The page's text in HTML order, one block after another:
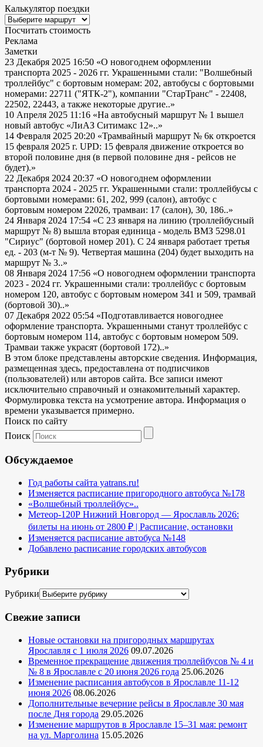
Калькулятор поездки
Посчитать стоимость
Реклама
Заметки
23 Декабря 2025 16:50 «О новогоднем оформлении
транспорта 2025 - 2026 гг. Украшенными стали: "Волшебный
троллейбус" с бортовым номерам: 202, автобусы с бортовыми
номерами: 22711 ("ЯТК-2"), компании "СтарТранс" - 22408,
22502, 22443, а также некоторые другие..»
10 Апреля 2025 11:16 «На автобусный маршрут № 1 вышел
новый автобус «ЛиАЗ Ситимакс 12»..»
14 Февраля 2025 20:20 «Трамвайный маршрут № 6к откроется
15 февраля 2025 г. UPD: 15 февраля движение откроется во
второй половине дня (в первой половине дня - рейсов не
будет).»
22 Декабря 2024 20:37 «О новогоднем оформлении
транспорта 2024 - 2025 гг. Украшенными стали: троллейбусы с
бортовыми номерами: 61, 202, 999 (салон), автобус с
бортовым номером 22026, трамваи: 17 (салон), 30, 186..»
24 Января 2024 17:54 «С 23 января на линию (троллейбусный
маршрут № 8) вышла вторая единица - модель ВМЗ 5298.01
"Сириус" (бортовой номер 201). С 24 января работает третья
ед. - 203 (м-т № 9). Четвертая машина (204) будет выходить на
маршрут № 3..»
08 Января 2024 17:56 «О новогоднем оформлении транспорта
2023 - 2024 гг. Украшенными стали: троллейбус с бортовым
номером 120, автобус с бортовым номером 341 и 509, трамвай
(бортовой 30)..»
07 Декабря 2022 05:54 «Подготавливается новогоднее
оформление транспорта. Украшенными станут троллейбус с
бортовым номером 114, автобус с бортовым номером 509.
Трамваи также украсят (бортовой 172)..»
В этом блоке представлены авторские сведения. Информация,
размещенная здесь, предоставлена от подписчиков
(пользователей) или авторов сайта. Все записи имеют
исключительно справочный и ознакомительный характер.
Формулировка текста на усмотрение автора. Информация о
времени указывается примерно.
Поиск по сайту
Поиск
Обсуждаемое
Год работы сайта yatrans.ru!
Изменяется расписание пригородного автобуса №178
«Волшебный троллейбус»..
Метеор-120Р Нижний Новгород — Ярославль 2026:
билеты на июнь от 2800 ₽ | Расписание, остановки
Изменяется расписание автобуса №148
Добавлено расписание городских автобусов
Рубрики
Рубрики
Свежие записи
Новые остановки на пригородных маршрутах
Ярославля с 1 июля 2026 09.07.2026
Временное прекращение движения троллейбусов № 4 и
№ 8 в Ярославле с 20 июня 2026 года 25.06.2026
Изменение расписания автобусов в Ярославле 11-12
июня 2026 08.06.2026
Дополнительные вечерние рейсы в Ярославле 30 мая
после Дня города 29.05.2026
Изменение маршрутов в Ярославле 15–31 мая: ремонт
на ул. Марголина 15.05.2026